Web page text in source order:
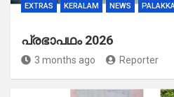
EXTRAS KERALAM NEWS
പ്രഭാപഥം 2026
3 months ago Reporter